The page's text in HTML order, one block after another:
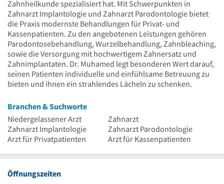
Zahnheilkunde spezialisiert hat. Mit Schwerpunkten in
Zahnarzt Implantologie und Zahnarzt Parodontologie bietet
die Praxis modernste Behandlungen für Privat- und
Kassenpatienten. Zu den angebotenen Leistungen gehören
Parodontosebehandlung, Wurzelbehandlung, Zahnbleaching,
sowie die Versorgung mit hochwertigem Zahnersatz und
Zahnimplantaten. Dr. Muhamed legt besonderen Wert darauf,
seinen Patienten individuelle und einfühlsame Betreuung zu
bieten und ihnen ein strahlendes Lächeln zu schenken.
Branchen & Suchworte
Niedergelassener Arzt
Zahnarzt
Zahnarzt Implantologie
Zahnarzt Parodontologie
Arzt für Privatpatienten
Arzt für Kassenpatienten
Öffnungszeiten